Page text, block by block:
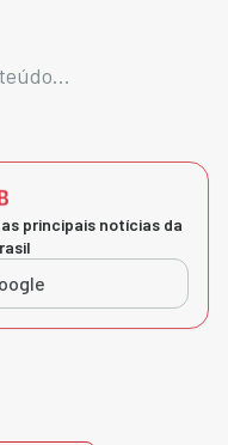
principais notícias da